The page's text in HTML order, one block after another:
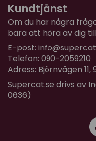
Kundtjänst
Om du har några
bara att höra av dig
E-post:
Telefon: 090-2059210
Adress: Björnvägen 11,
Supercat.se drivs av
0636)